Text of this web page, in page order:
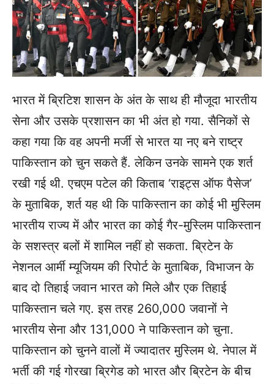
भारत में ब्रिटिश शासन के अंत के साथ ही मौजूदा भारतीय
सेना और उसके प्रशासन का भी अंत हो गया. सैनिकों से
कहा गया कि वह अपनी मर्जी से भारत या नए बने राष्ट्र
पाकिस्तान को चुन सकते हैं. लेकिन उनके सामने एक शर्त
रखी गई थी. एचएम पटेल की किताब ‘राइट्स ऑफ पैसेज’
के मुताबिक, शर्त यह थी कि पाकिस्तान का कोई भी मुस्लिम
भारतीय राज्य में और भारत का कोई गैर-मुस्लिम पाकिस्तान
के सशस्त्र बलों में शामिल नहीं हो सकता. ब्रिटेन के
नेशनल आर्मी म्यूजियम की रिपोर्ट के मुताबिक, विभाजन के
बाद दो तिहाई जवान भारत को मिले और एक तिहाई
पाकिस्तान चले गए. इस तरह 260,000 जवानों ने
भारतीय सेना और 131,000 ने पाकिस्तान को चुना.
पाकिस्तान को चुनने वालों में ज्यादातर मुस्लिम थे. नेपाल में
भर्ती की गई गोरखा ब्रिगेड को भारत और ब्रिटेन के बीच